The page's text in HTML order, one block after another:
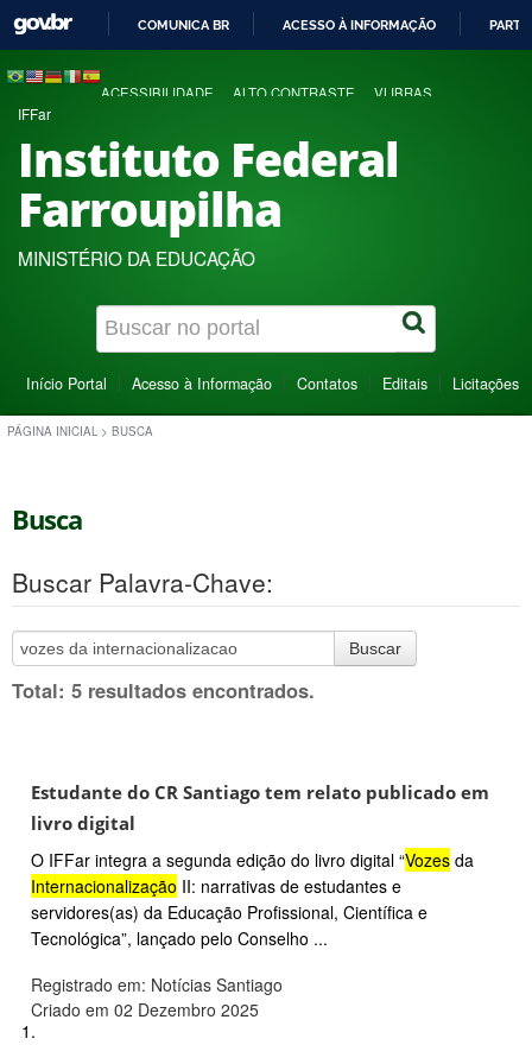
COMUNICA BR ACESSO À INFORMAÇÃO
ACESSIBILIDADE ALTO CONTRASTE VLIBRAS
IFFar
Instituto Federal
Farroupilha
MINISTÉRIO DA EDUCAÇÃO
Início Portal Acesso à Informação Contatos Editais Licitações
PÁGINA INICIAL > BUSCA
Busca
Buscar Palavra-Chave:
Buscar
Total: 5 resultados encontrados.
Estudante do CR Santiago tem relato publicado em
livro digital
O IFFar integra a segunda edição do livro digital “Vozes da
Internacionalização II: narrativas de estudantes e
servidores(as) da Educação Profissional, Científica e
Tecnológica”, lançado pelo Conselho ...
Registrado em: Notícias Santiago
Criado em 02 Dezembro 2025
1.